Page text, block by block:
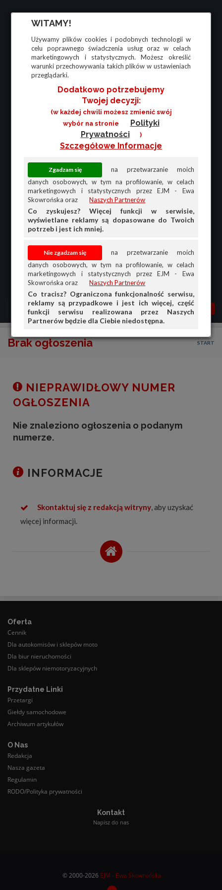
WITAMY!
Używamy plików cookies i podobnych technologii w
celu poprawnego świadczenia usług oraz w celach
marketingowych i statystycznych. Możesz określić
warunki przechowywania takich plików w ustawieniach
przeglądarki.
Dodatkowo potrzebujemy
Twojej decyzji:
(w każdej chwili możesz zmienić swój
wybór na stronie
Polityki
Prywatności
)
Szczegółowe Informacje
na przetwarzanie moich
danych osobowych, w tym na profilowanie, w celach
marketingowych i statystycznych przez EJM - Ewa
Skowrońska oraz
Naszych Partnerów
Co zyskujesz? Więcej funkcji w serwisie,
wyświetlane reklamy są dopasowane do Twoich
potrzeb i jest ich mniej.
na przetwarzanie moich
danych osobowych, w tym na profilowanie, w celach
marketingowych i statystycznych przez EJM - Ewa
Skowrońska oraz
Naszych Partnerów
Co tracisz? Ograniczona funkcjonalność serwisu,
reklamy są przypadkowe i jest ich więcej, część
funkcji serwisu realizowana przez Naszych
Partnerów będzie dla Ciebie niedostępna.
MENU MOJA AG
Brak ogłoszenia START
NIEPRAWIDŁOWY NUMER
OGŁOSZENIA
Nie znaleziono ogłoszenia o podanym
numerze.
INFORMACJE
Skontaktuj się z redakcją witryny, aby uzyskać
więcej informacji.
Oferta
Cennik
Dla autokomisów i sklepów moto
Dla biur nieruchomości
Dla sklepów niemotoryzacyjnych
Przydatne Linki
Przetargi
Giełdy samochodowe
Archiwum artykułów
O Nas
Redakcja
Nasza gazeta
Regulamin
RODO/Polityka prywatności
Kontakt
Napisz do nas
© 2000-2026 EJM - Ewa Skowrońska